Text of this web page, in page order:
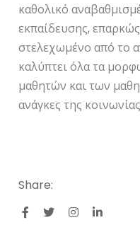
καθολικό
εκπαίδευσης,
στελεχωμένο από το
καλύπτει όλα τα
μαθητών και των
ανάγκες της
Share: